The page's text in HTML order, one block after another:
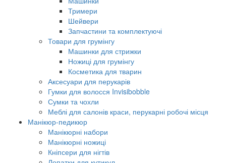
Тримери
Шейвери
Запчастини та комплектуючі
Товари для грумінгу
Машинки для стрижки
Ножиці для грумінгу
Косметика для тварин
Аксесуари для перукарів
Гумки для волосся Invisibobble
Сумки та чохли
Меблі для салонів краси, перукарні робочі місця
Манікюр-педикюр
Манікюрні набори
Манікюрні ножиці
Кніпсери для нігтів